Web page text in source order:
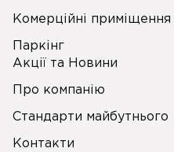
Комерційні приміщення
Паркінг
Акції та Новини
Про компанію
Стандарти майбутнього
Контакти